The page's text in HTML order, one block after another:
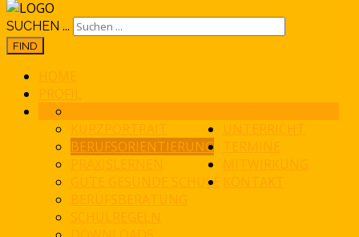
SUCHEN ...
FIND
BERUFSORIENTIERUNG
GUTE GESUNDE SCHULE